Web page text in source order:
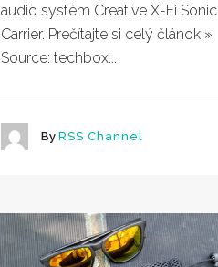
audio systém Creative X-Fi Sonic
Carrier. Prečítajte si celý článok »
Source: techbox...
By RSS Channel